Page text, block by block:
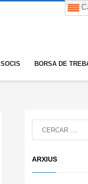
SOCIS BORSA DE
ARXIUS